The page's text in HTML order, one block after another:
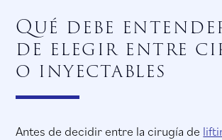
Qué debe
de elegir entre
o inyectables
Antes de decidir entre la cirugía de